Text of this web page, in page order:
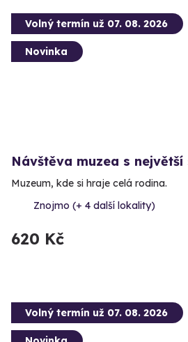
Volný termín už 07. 08. 2026
Novinka
Návštěva muzea s největší
Muzeum, kde si hraje celá rodina.
Znojmo (+ 4 další lokality)
620 Kč
Volný termín už 07. 08. 2026